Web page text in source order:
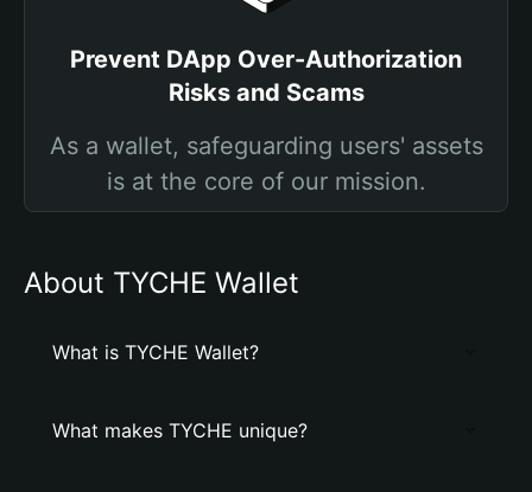
Prevent DApp Over-Authorization
Risks and Scams
As a wallet, safeguarding users' assets
is at the core of our mission.
About TYCHE Wallet
What is TYCHE Wallet?
What makes TYCHE unique?